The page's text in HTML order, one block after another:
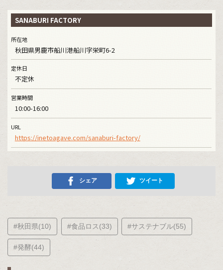
SANABURI FACTORY
所在地
秋田県男鹿市船川港船川字栄町6-2
定休日
不定休
営業時間
10:00-16:00
URL
https://inetoagave.com/sanaburi-factory/
シェア ツイート
#秋田県(10) #食品ロス(33) #サステナブル(55)
#発酵(44)